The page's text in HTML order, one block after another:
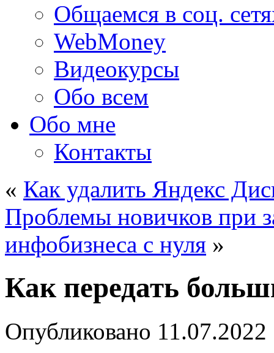
Общаемся в соц.
WebMoney
Видеокурсы
Обо всем
Обо мне
Контакты
« Как удалить Яндекс
Проблемы новичков при
инфобизнеса с нуля »
Как передать
Опубликовано 11.07.2022